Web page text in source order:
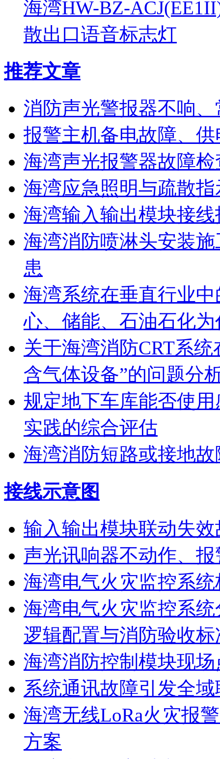
海湾HW-BZ-
散出口语音标志灯
推荐文章
消防声光警报器不响
报警主机备电故障、
海湾声光报警器故障
海湾应急照明与疏散
海湾输入输出模块接
海湾消防喷淋头安装
患
海湾系统在垂直行业
心、储能、石油石化
关于海湾消防CRT系
含气体设备”的问题分
规定地下车库能否使
实践的综合评估
海湾消防短路或接地
接线示意图
输入输出模块联动失效
声光讯响器不动作、
海湾电气火灾监控系
海湾电气火灾监控系
逻辑配置与消防验收标
海湾消防控制模块现
系统通讯故障引发全
海湾无线LoRa火灾报
方案